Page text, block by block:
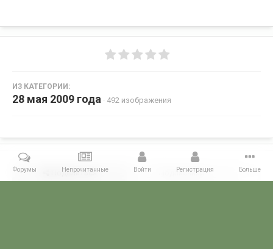
ИЗ КАТЕГОРИИ:
28 мая 2009 года · 492 изображения
Поделиться Подписчики 0
Форумы Непрочитанные Войти Регистрация Больше